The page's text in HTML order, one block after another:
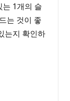
1개의 슬
는 것이 좋
는지 확인하